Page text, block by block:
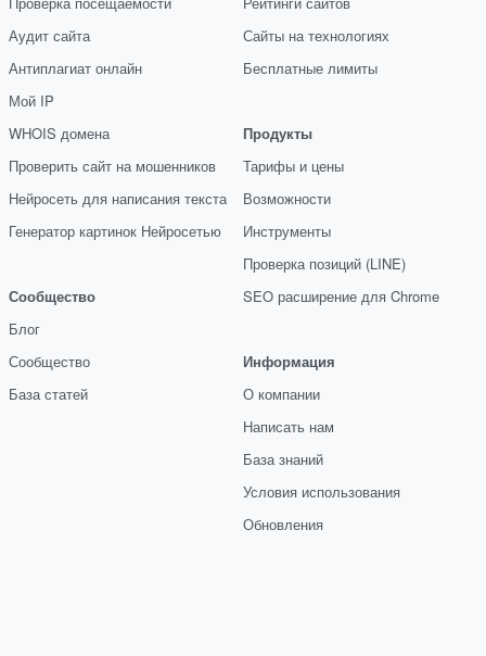
Аудит сайта
Антиплагиат онлайн
Мой IP
WHOIS домена
Проверить сайт на мошенников
Нейросеть для написания текста
Генератор картинок Нейросетью
Сообщество
Блог
Сообщество
База статей
Сайты на технологиях
Бесплатные лимиты
Продукты
Тарифы и цены
Возможности
Инструменты
Проверка позиций (LINE)
SEO расширение для Chrome
Информация
О компании
Написать нам
База знаний
Условия использования
Обновления